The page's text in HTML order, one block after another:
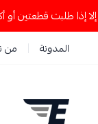
المدونة من